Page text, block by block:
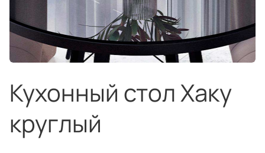
техника
предложения
и скидки
Салоны продаж
Десятки образцов в каждом салоне
Кухонный стол Хаку
круглый